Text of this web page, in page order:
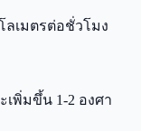
ลเมตรต่อชั่วโมง
พิ่มขึ้น 1-2 องศา